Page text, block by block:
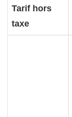
Tarif hors
taxe